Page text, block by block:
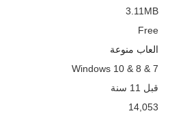
3.11MB
Free
العاب منوعة
Windows 10 & 8 & 7
قبل 11 سنة
14,053